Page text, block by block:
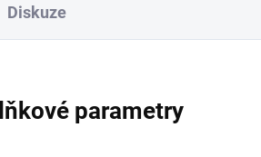
Diskuze
parametry